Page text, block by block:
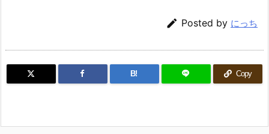
 Posted by にっち
B! Copy